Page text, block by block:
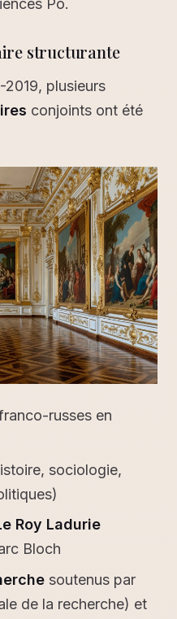
Po.
structurante
2019, plusieurs
conjoints ont été
russes en
sociologie,
Roy Ladurie
Bloch
soutenus par
de la recherche) et